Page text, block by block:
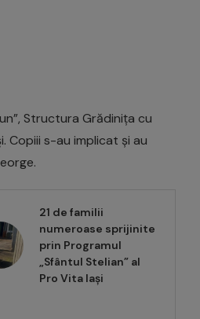
Structura Grădinița cu
Copiii s-au implicat și au
21 de familii
numeroase sprijinite
prin Programul
„Sfântul Stelian” al
Pro Vita Iași